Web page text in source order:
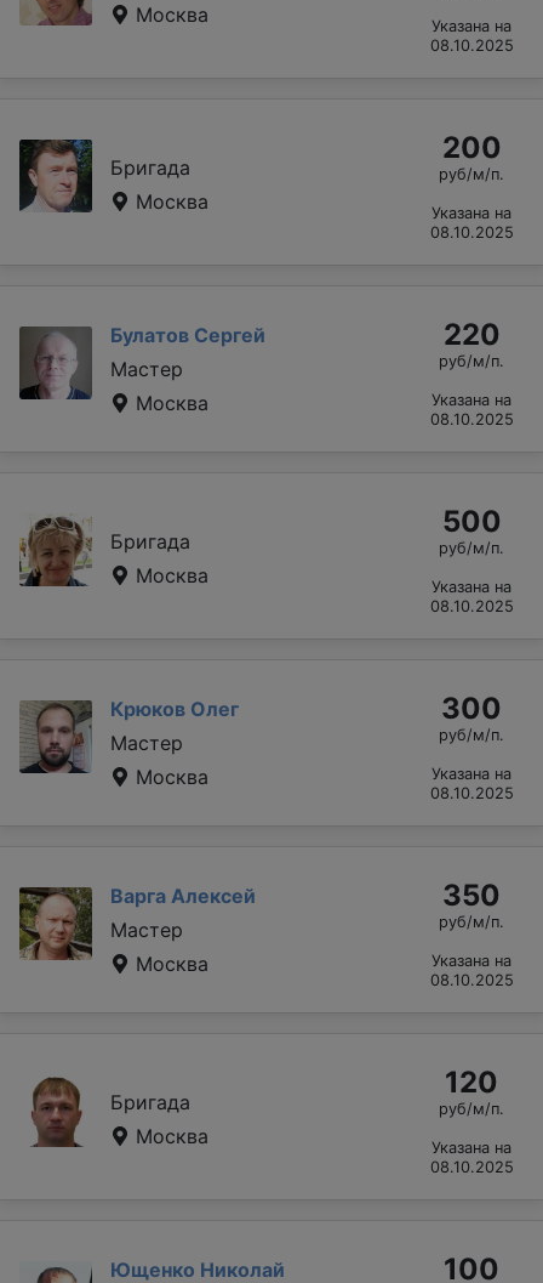
Москва
Указана на
08.10.2025
Бригада
Москва
200
руб/м/п.
Указана на
08.10.2025
Булатов Сергей
Мастер
Москва
220
руб/м/п.
Указана на
08.10.2025
Бригада
Москва
500
руб/м/п.
Указана на
08.10.2025
Крюков Олег
Мастер
Москва
300
руб/м/п.
Указана на
08.10.2025
Варга Алексей
Мастер
Москва
350
руб/м/п.
Указана на
08.10.2025
Бригада
Москва
120
руб/м/п.
Указана на
08.10.2025
Ющенко Николай
100